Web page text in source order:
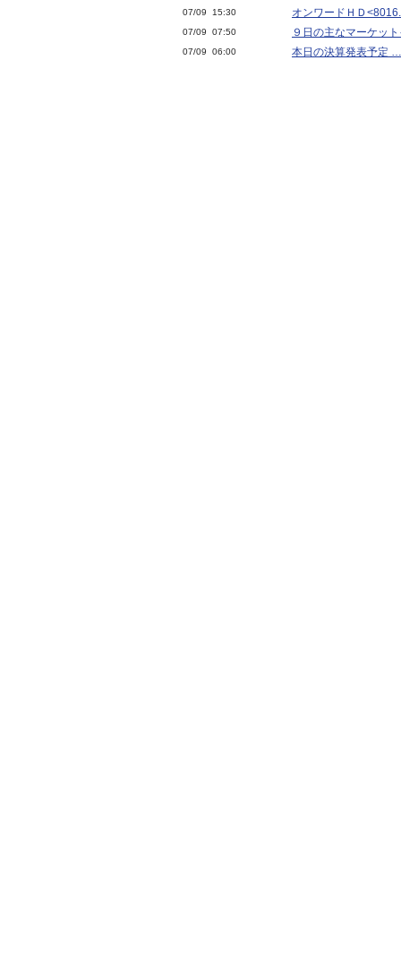
07/09 15:30 オンワードＨＤ
07/09 07:50 ９日の主なマーケッ
07/09 06:00 本日の決算発表予定